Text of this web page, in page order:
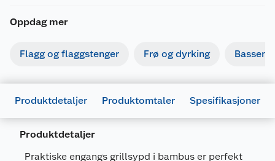
Oppdag mer
Flagg og flaggstenger Frø og dyrking Basseng
Produktdetaljer Produktomtaler Spesifikasjoner
Produktdetaljer
Praktiske engangs grillsypd i bambus er perfekt